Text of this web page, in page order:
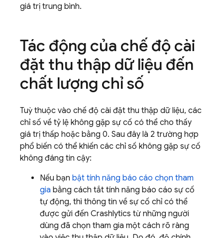
giá trị trung bình.
Tác động của chế độ cài
đặt thu thập dữ liệu đến
chất lượng chỉ số
Tuỳ thuộc vào chế độ cài đặt thu thập dữ liệu, các
chỉ số về tỷ lệ không gặp sự cố có thể cho thấy
giá trị thấp hoặc bằng 0. Sau đây là 2 trường hợp
phổ biến có thể khiến các chỉ số không gặp sự cố
không đáng tin cậy:
Nếu bạn bật tính năng báo cáo chọn tham
gia bằng cách tắt tính năng báo cáo sự cố
tự động, thì thông tin về sự cố chỉ có thể
được gửi đến Crashlytics từ những người
dùng đã chọn tham gia một cách rõ ràng